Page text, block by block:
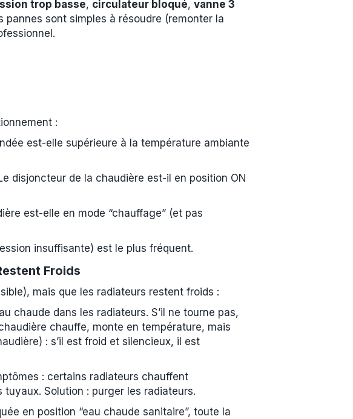
trop basse, circulateur bloqué, vanne 3
pannes sont simples à résoudre (remonter la
:
est-elle supérieure à la température ambiante
disjoncteur de la chaudière est-il en position ON
est-elle en mode “chauffage” (et pas
insuffisante) est le plus fréquent.
Froids
mais que les radiateurs restent froids :
chaude dans les radiateurs. S’il ne tourne pas,
chauffe, monte en température, mais
: s’il est froid et silencieux, il est
: certains radiateurs chauffent
Solution : purger les radiateurs.
en position “eau chaude sanitaire”, toute la